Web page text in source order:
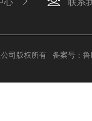
心 联系
公司版权所有 备案号：